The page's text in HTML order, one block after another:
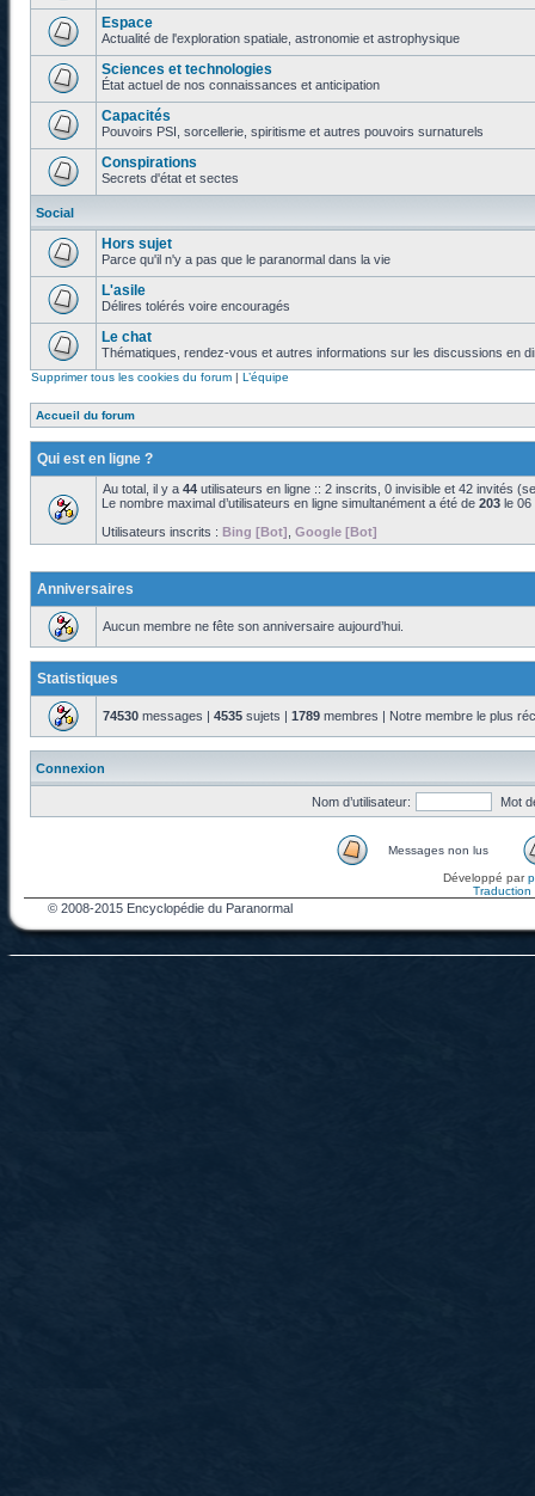
Espace
Actualité de l'exploration spatiale, astronomie et astrophysique
Sciences et technologies
État actuel de nos connaissances et anticipation
Capacités
Pouvoirs PSI, sorcellerie, spiritisme et autres pouvoirs surnaturels
Conspirations
Secrets d'état et sectes
Social
Hors sujet
Parce qu'il n'y a pas que le paranormal dans la vie
L'asile
Délires tolérés voire encouragés
Le chat
Thématiques, rendez-vous et autres informations sur les discussions en
Supprimer tous les cookies du forum | L’équipe
Accueil du forum
Qui est en ligne ?
Au total, il y a 44 utilisateurs en ligne :: 2 inscrits, 0 invisible et 42 invités
Le nombre maximal d’utilisateurs en ligne simultanément a été de 203 le 06
Utilisateurs inscrits : Bing [Bot] Google [Bot]
Anniversaires
Aucun membre ne fête son anniversaire aujourd’hui.
Statistiques
74530 messages | 4535 sujets | 1789 membres | Notre membre le plus
Connexion
Nom d’utilisateur: Mot
Messages non lus
Développé par
Traduction
© 2008-2015 Encyclopédie du Paranormal